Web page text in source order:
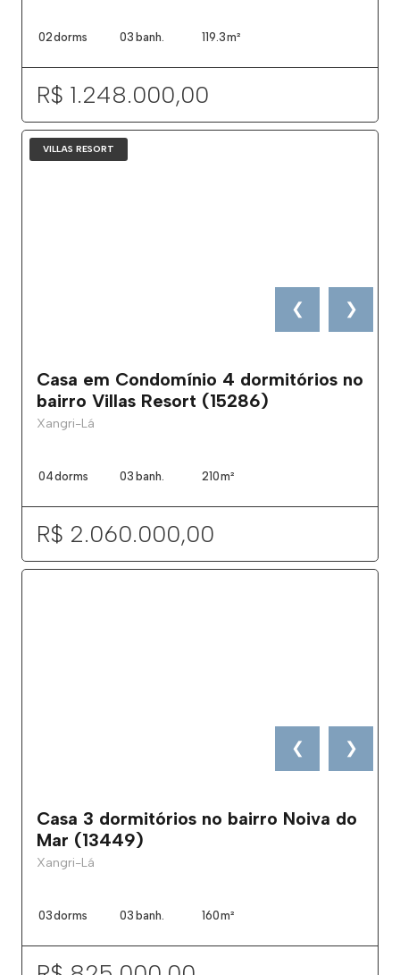
02dorms 03 banh. 119.3m²
R$ 1.248.000,00
❮ ❯
VILLAS RESORT
Casa em Condomínio 4 dormitórios no
bairro Villas Resort (15286)
Xangri-Lá
04dorms 03 banh. 210m²
R$ 2.060.000,00
❮ ❯
Casa 3 dormitórios no bairro Noiva do
Mar (13449)
Xangri-Lá
03dorms 03 banh. 160m²